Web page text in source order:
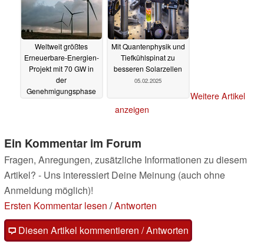
Weltweit größtes
Erneuerbare-Energien-
Projekt mit 70 GW in
der
Genehmigungsphase
Mit Quantenphysik und
Tiefkühlspinat zu
besseren Solarzellen
05.02.2025
Weitere Artikel
anzeigen
Ein Kommentar im Forum
Fragen, Anregungen, zusätzliche Informationen zu diesem
Artikel? - Uns interessiert Deine Meinung (auch ohne
Anmeldung möglich)!
Ersten Kommentar lesen /Antworten
Diesen Artikel kommentieren / Antworten